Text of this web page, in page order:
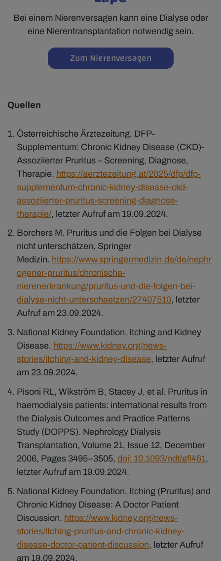
Bei einem Nierenversagen kann eine Dialyse oder
eine Nierentransplantation notwendig sein.
Zum Nierenversagen
Quellen
Österreichische Ärztezeitung. DFP-
Supplementum: Chronic Kidney Disease (CKD)-
Assoziierter Pruritus – Screening, Diagnose,
Therapie. https://aerztezeitung.at/2025/dfp/dfp-
supplementum-chronic-kidney-disease-ckd-
assoziierter-pruritus-screening-diagnose-
therapie/, letzter Aufruf am 19.09.2024.
Borchers M. Pruritus und die Folgen bei Dialyse
nicht unterschätzen. Springer
Medizin. https://www.springermedizin.de/de/nephr
ogener-pruritus/chronische-
nierenerkrankung/pruritus-und-die-folgen-bei-
dialyse-nicht-unterschaetzen/27407510, letzter
Aufruf am 23.09.2024.
National Kidney Foundation. Itching and Kidney
Disease. https://www.kidney.org/news-
stories/itching-and-kidney-disease, letzter Aufruf
am 23.09.2024.
Pisoni RL, Wikström B, Stacey J, et al. Pruritus in
haemodialysis patients: international results from
the Dialysis Outcomes and Practice Patterns
Study (DOPPS). Nephrology Dialysis
Transplantation, Volume 21, Issue 12, December
2006, Pages 3495–3505,doi: 10.1093/ndt/gfl461,
letzter Aufruf am 19.09.2024.
National Kidney Foundation. Itching (Pruritus) and
Chronic Kidney Disease: A Doctor Patient
Discussion. https://www.kidney.org/news-
stories/itching-pruritus-and-chronic-kidney-
disease-doctor-patient-discussion, letzter Aufruf
am 19.09.2024.